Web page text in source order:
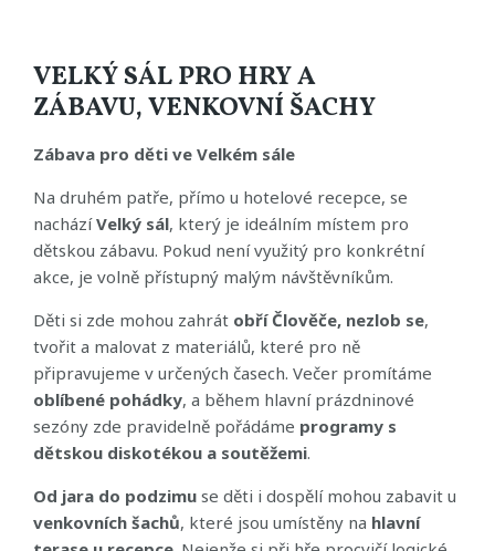
VELKÝ SÁL PRO HRY A
ZÁBAVU, VENKOVNÍ ŠACHY
Zábava pro děti ve Velkém sále
Na druhém patře, přímo u hotelové recepce, se
nacházíVelký sál, který je ideálním místem pro
dětskou zábavu. Pokud není využitý pro konkrétní
akce, je volně přístupný malým návštěvníkům.
Děti si zde mohou zahrát obří Člověče, nezlob se,
tvořit a malovat z materiálů, které pro ně
připravujeme v určených časech. Večer promítáme
oblíbené pohádky, a během hlavní prázdninové
sezóny zde pravidelně pořádáme programy s
dětskou diskotékou a soutěžemi.
Od jara do podzimu se děti i dospělí mohou zabavit u
venkovních šachů, které jsou umístěny na hlavní